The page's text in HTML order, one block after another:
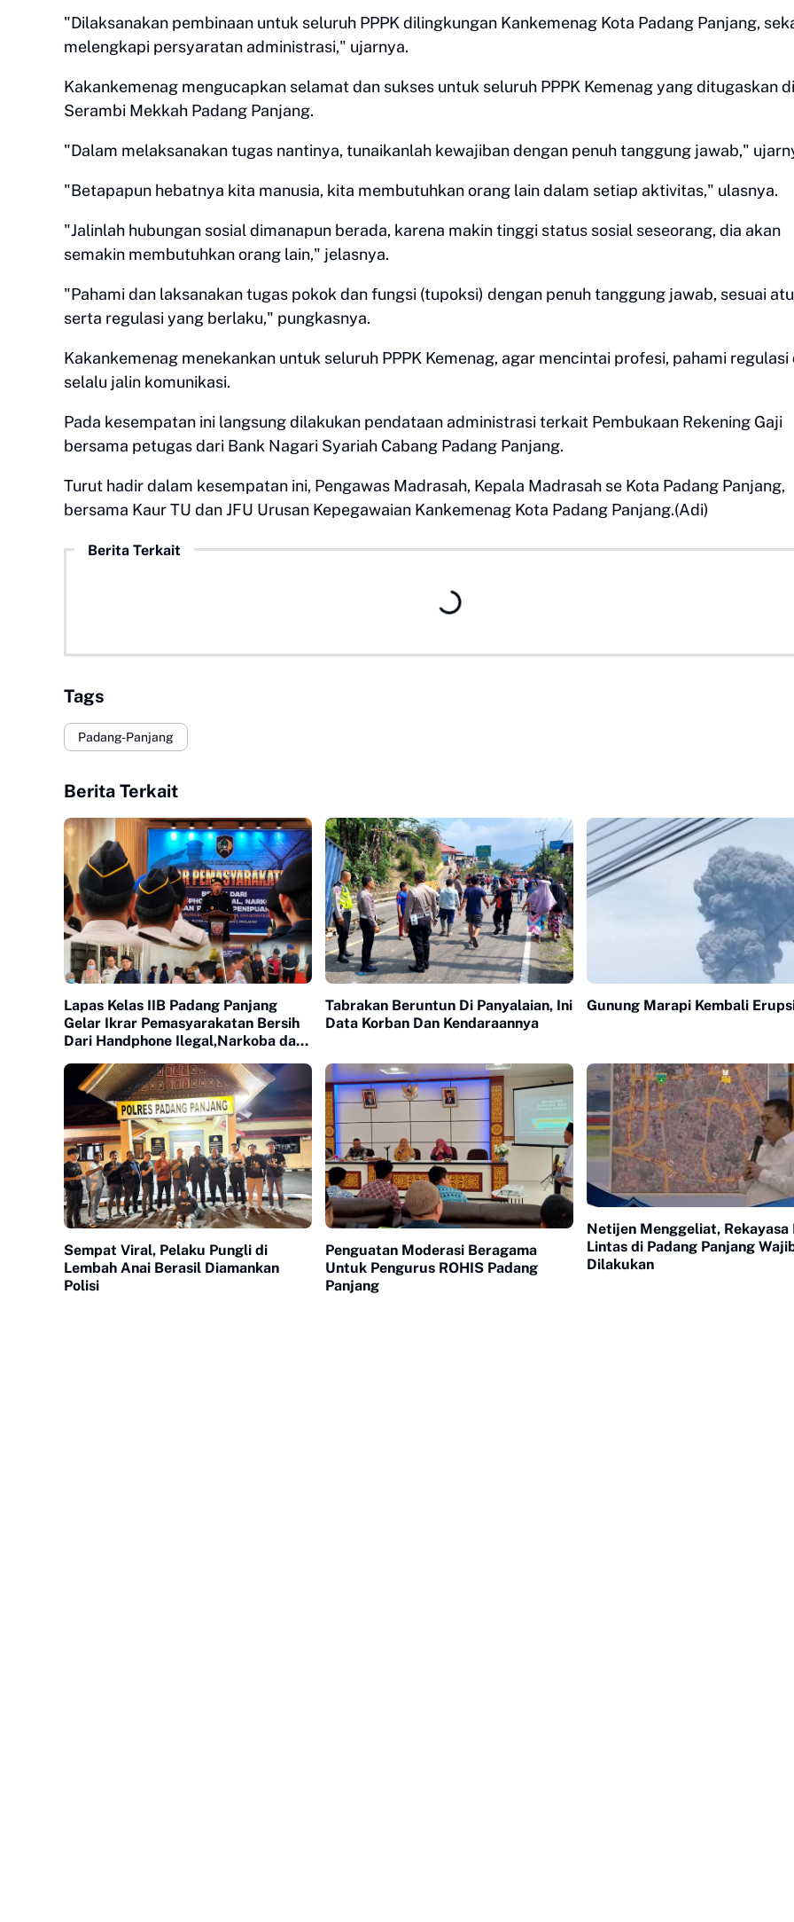
"Dilaksanakan pembinaan untuk seluruh PPPK dilingkungan Kankemenag Kota Padang Panjang,
melengkapi persyaratan administrasi," ujarnya.
Kakankemenag mengucapkan selamat dan sukses untuk seluruh PPPK Kemenag yang ditugaskan
Serambi Mekkah Padang Panjang.
"Dalam melaksanakan tugas nantinya, tunaikanlah kewajiban dengan penuh tanggung jawab,"
"Betapapun hebatnya kita manusia, kita membutuhkan orang lain dalam setiap aktivitas," ulasnya.
"Jalinlah hubungan sosial dimanapun berada, karena makin tinggi status sosial seseorang, dia akan
semakin membutuhkan orang lain," jelasnya.
"Pahami dan laksanakan tugas pokok dan fungsi (tupoksi) dengan penuh tanggung jawab, sesuai
serta regulasi yang berlaku," pungkasnya.
Kakankemenag menekankan untuk seluruh PPPK Kemenag, agar mencintai profesi, pahami regulasi
selalu jalin komunikasi.
Pada kesempatan ini langsung dilakukan pendataan administrasi terkait Pembukaan Rekening Gaji
bersama petugas dari Bank Nagari Syariah Cabang Padang Panjang.
Turut hadir dalam kesempatan ini, Pengawas Madrasah, Kepala Madrasah se Kota Padang Panjang,
bersama Kaur TU dan JFU Urusan Kepegawaian Kankemenag Kota Padang Panjang.(Adi)
Berita Terkait
Tags
Padang-Panjang
Berita Terkait
Lapas Kelas IIB Padang Panjang
Gelar Ikrar Pemasyarakatan Bersih
Dari Handphone Ilegal,Narkoba dan
Tabrakan Beruntun Di Panyalaian, Ini
Data Korban Dan Kendaraannya
Gunung Marapi Kembali
Sempat Viral, Pelaku Pungli di
Lembah Anai Berasil Diamankan
Polisi
Penguatan Moderasi Beragama
Untuk Pengurus ROHIS Padang
Panjang
Netijen Menggeliat, Rekayasa
Lintas di Padang Panjang
Dilakukan